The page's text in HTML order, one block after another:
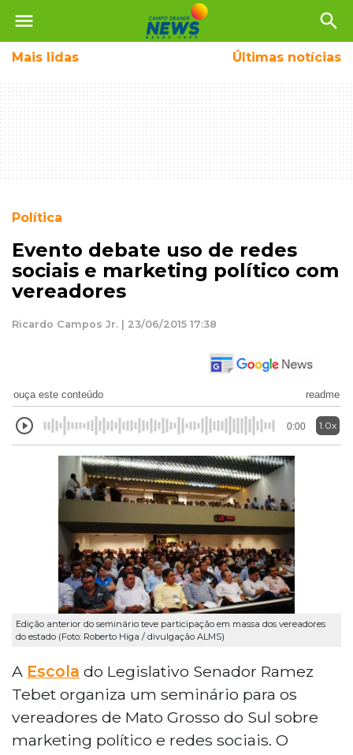
menu search
Mais lidas Últimas notícias
Política
Evento debate uso de redes
sociais e marketing político com
vereadores
Ricardo Campos Jr. | 23/06/2015 17:38
ouça este conteúdo readme
0:00 1.0x
Edição anterior do seminário teve participação em massa dos vereadores
do estado (Foto: Roberto Higa / divulgação ALMS)
A Escola do Legislativo Senador Ramez
Tebet organiza um seminário para os
vereadores de Mato Grosso do Sul sobre
marketing político e redes sociais. O